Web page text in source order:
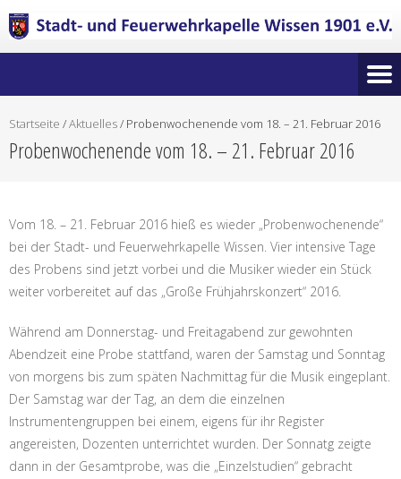
Startseite /Aktuelles/ Probenwochenende vom 18. – 21. Februar 2016
Probenwochenende vom 18. – 21. Februar 2016
Vom 18. – 21. Februar 2016 hieß es wieder „Probenwochenende“
bei der Stadt- und Feuerwehrkapelle Wissen. Vier intensive Tage
des Probens sind jetzt vorbei und die Musiker wieder ein Stück
weiter vorbereitet auf das „Große Frühjahrskonzert“ 2016.
Während am Donnerstag- und Freitagabend zur gewohnten
Abendzeit eine Probe stattfand, waren der Samstag und Sonntag
von morgens bis zum späten Nachmittag für die Musik eingeplant.
Der Samstag war der Tag, an dem die einzelnen
Instrumentengruppen bei einem, eigens für ihr Register
angereisten, Dozenten unterrichtet wurden. Der Sonnatg zeigte
dann in der Gesamtprobe, was die „Einzelstudien“ gebracht